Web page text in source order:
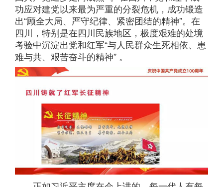
功应对建党以来最为严重的分裂危机，成功锻造
出“顾全大局、严守纪律、紧密团结的精神”。在
四川，特别是在四川民族地区，极度艰难的处境
考验中沉淀出党和红军“与人民群众生死相依、患
难与共、艰苦奋斗的精神” 。